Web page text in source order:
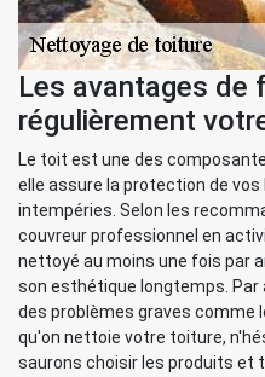
Les avantages de
régulièrement
Le toit est une des
elle assure la protection de
intempéries. Selon les
couvreur professionnel en
nettoyé au moins une fois par
son esthétique longtemps. Par
des problèmes graves comme
qu'on nettoie votre toiture,
saurons choisir les produits et